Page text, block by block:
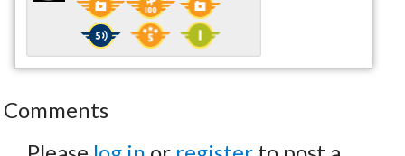
Comments